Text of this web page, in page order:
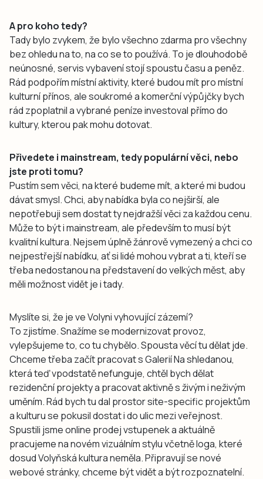
A pro koho tedy?
Tady bylo zvykem, že bylo všechno zdarma pro všechny
bez ohledu na to, na co se to používá. To je dlouhodobě
neúnosné, servis vybavení stojí spoustu času a peněz.
Rád podpořím místní aktivity, které budou mít pro místní
kulturní přínos, ale soukromé a komerční výpůjčky bych
rád zpoplatnil a vybrané peníze investoval přímo do
kultury, kterou pak mohu dotovat.
Přivedete i mainstream, tedy populární věci, nebo
jste proti tomu?
Pustím sem věci, na které budeme mít, a které mi budou
dávat smysl. Chci, aby nabídka byla co nejširší, ale
nepotřebuji sem dostat ty nejdražší věci za každou cenu.
Může to být i mainstream, ale především to musí být
kvalitní kultura. Nejsem úplně žánrově vymezený a chci co
nejpestřejší nabídku, ať si lidé mohou vybrat a ti, kteří se
třeba nedostanou na představení do velkých měst, aby
měli možnost vidět je i tady.
Myslíte si, že je ve Volyni vyhovující zázemí?
To zjistíme. Snažíme se modernizovat provoz,
vylepšujeme to, co tu chybělo. Spousta věcí tu dělat jde.
Chceme třeba začít pracovat s Galerií Na shledanou,
která teď vpodstatě nefunguje, chtěl bych dělat
rezidenční projekty a pracovat aktivně s živým i neživým
uměním. Rád bych tu dal prostor site-specific projektům
a kulturu se pokusil dostat i do ulic mezi veřejnost.
Spustili jsme online prodej vstupenek a aktuálně
pracujeme na novém vizuálním stylu včetně loga, které
dosud Volyňská kultura neměla. Připravují se nové
webové stránky, chceme být vidět a být rozpoznatelní.